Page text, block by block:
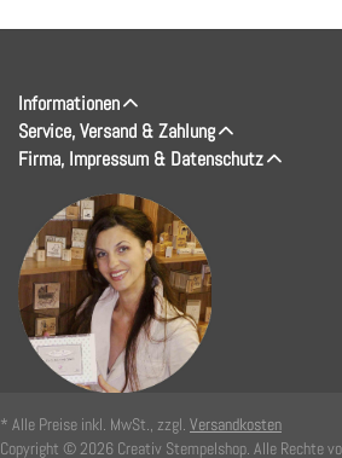
Informationen
Service, Versand & Zahlung
Firma, Impressum & Datenschutz
* Alle Preise inkl. MwSt., zzgl. Versandkosten
Copyright © 2026 Creativ Stempelshop. Alle Rechte